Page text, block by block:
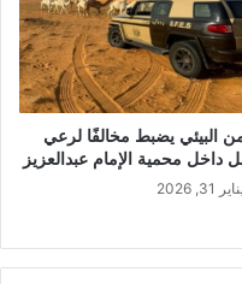
البيئي يضبط مخالفًا لرعي
داخل محمية الإمام عبدالعزيز
31, 2026